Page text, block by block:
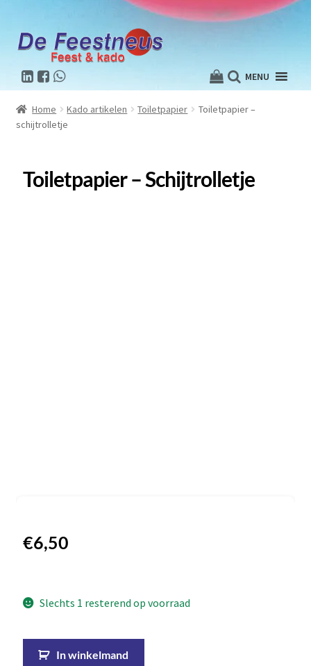
MENU
Home Kado artikelen Toiletpapier
Toiletpapier –
schijtrolletje
Toiletpapier – Schijtrolletje
€6,50
Slechts 1 resterend op voorraad
In winkelmand